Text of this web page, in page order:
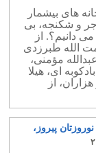
های بیشمار
و شکنجه، بی
دانیم؟. از
الله طبرزدی
مؤمنی،
ای، هیلا
از
رژیم چه خبر؟.
پیروز،
۲